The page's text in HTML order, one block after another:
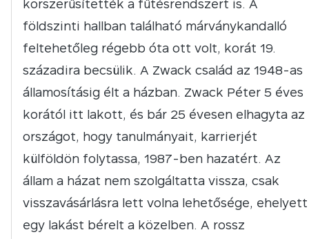
korszerűsítették a fűtésrendszert is. A
földszinti hallban található márványkandalló
feltehetőleg régebb óta ott volt, korát 19.
századira becsülik. A Zwack család az 1948-as
államosításig élt a házban. Zwack Péter 5 éves
korától itt lakott, és bár 25 évesen elhagyta az
országot, hogy tanulmányait, karrierjét
külföldön folytassa, 1987-ben hazatért. Az
állam a házat nem szolgáltatta vissza, csak
visszavásárlásra lett volna lehetősége, ehelyett
egy lakást bérelt a közelben. A rossz